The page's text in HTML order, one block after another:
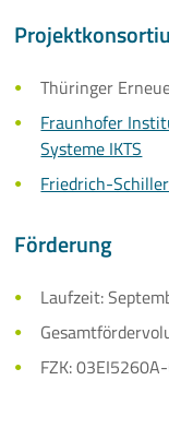
Thüringer
Fraunhofer
Systeme IKTS
Friedrich-
Förderung
Laufzeit:
FZK: